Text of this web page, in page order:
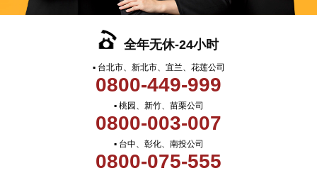
全年无休-24小时
▪ 台北市、新北市、宜兰、花莲公司
0800-449-999
▪ 桃园、新竹、苗栗公司
0800-003-007
▪ 台中、彰化、南投公司
0800-075-555